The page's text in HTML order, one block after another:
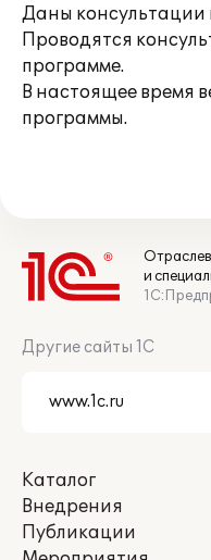
Даны консультации
Проводятся
программе.
В настоящее время
программы.
и
Другие сайты 1С
Каталог
Внедрения
Публикации